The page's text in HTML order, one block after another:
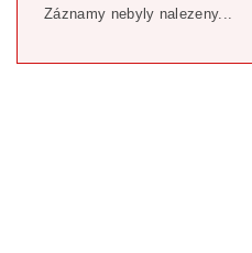
Záznamy nebyly nalezeny...